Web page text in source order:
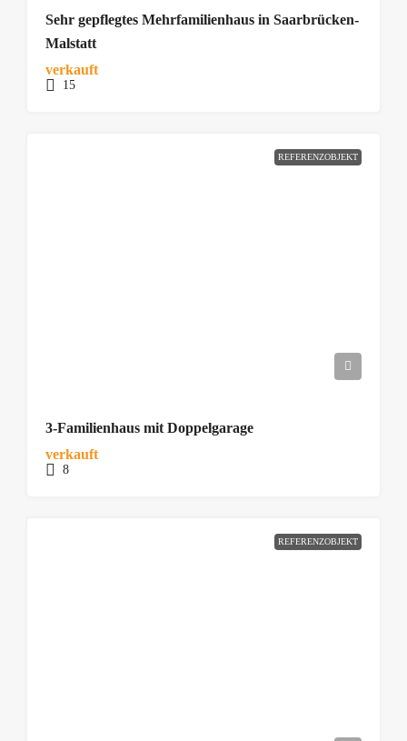
Sehr gepflegtes Mehrfamilienhaus in Saarbrücken-
Malstatt
verkauft
15
REFERENZOBJEKT
3-Familienhaus mit Doppelgarage
verkauft
8
REFERENZOBJEKT